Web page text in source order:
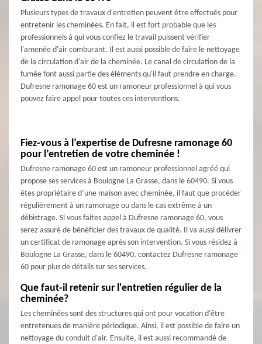
Plusieurs types de travaux d'entretien peuvent être effectués pour
entretenir les cheminées. En fait, il est fort probable que les
professionnels à qui vous confiez le travail puissent vérifier
l'amenée d'air comburant. Il est aussi possible de faire le nettoyage
de la circulation d'air de la cheminée. Le canal de circulation de la
fumée font aussi partie des éléments qu'il faut prendre en charge.
Dufresne ramonage 60 est un ramoneur professionnel à qui vous
pouvez faire appel pour toutes ces interventions.
Fiez-vous à l’expertise de Dufresne ramonage 60
pour l’entretien de votre cheminée !
Dufresne ramonage 60 est un ramoneur professionnel agréé qui
propose ses services à Boulogne La Grasse, dans le 60490. Si vous
êtes propriétaire d’une maison avec cheminée, il faut que procéder
régulièrement à un ramonage ou dans le cas extrême à un
débistrage. Si vous faites appel à Dufresne ramonage 60, vous
serez assuré de bénéficier des travaux de qualité. Il va aussi délivrer
un certificat de ramonage après son intervention. Si vous résidez à
Boulogne La Grasse, dans le 60490, contactez Dufresne ramonage
60 pour plus de détails sur ses services.
Que faut-il retenir sur l'entretien régulier de la
cheminée?
Les cheminées sont des structures qui ont pour vocation d'être
entretenues de manière périodique. Ainsi, il est possible de faire un
nettoyage du conduit d'air. Ensuite, il est aussi recommandé de